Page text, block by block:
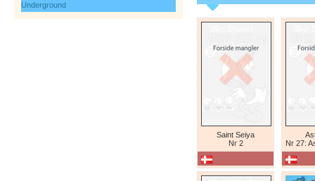
Underground
Saint Seiya
Nr 2
Nr 27: